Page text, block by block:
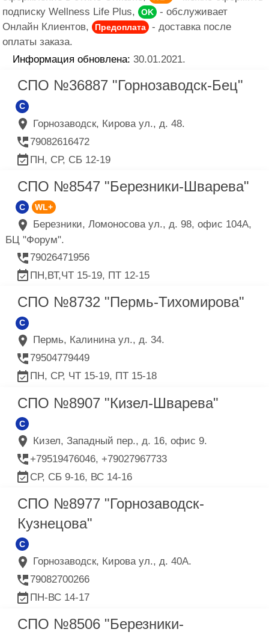
подписку Wellness Life Plus, OK
- обслуживает
Онлайн Клиентов, Предоплата
- доставка после
оплаты заказа.
Информация обновлена: 30.01.2021.
СПО №36887 "Горнозаводск-Бец"
C
Горнозаводск, Кирова ул., д. 48.
79082616472
ПН, СР, СБ 12-19
СПО №8547 "Березники-Шварева"
C WL+
Березники, Ломоносова ул., д. 98, офис 104А,
БЦ "Форум".
79026471956
ПН,ВТ,ЧТ 15-19, ПТ 12-15
СПО №8732 "Пермь-Тихомирова"
C
Пермь, Калинина ул., д. 34.
79504779449
ПН, СР, ЧТ 15-19, ПТ 15-18
СПО №8907 "Кизел-Шварева"
C
Кизел, Западный пер., д. 16, офис 9.
+79519476046, +79027967733
СР, СБ 9-16, ВС 14-16
СПО №8977 "Горнозаводск-
Кузнецова"
C
Горнозаводск, Кирова ул., д. 40А.
79082700266
ПН-ВС 14-17
СПО №8506 "Березники-